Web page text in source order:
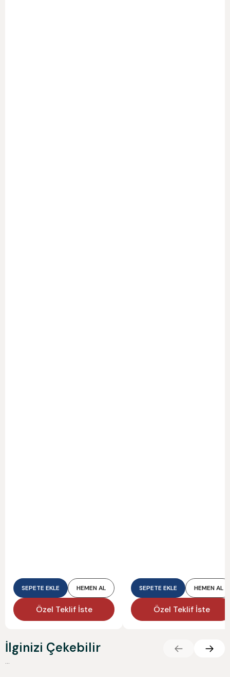
SEPETE EKLE HEMEN AL
Özel Teklif İste
SEPETE EKLE HEMEN AL
Özel Teklif İste
İlginizi Çekebilir
...